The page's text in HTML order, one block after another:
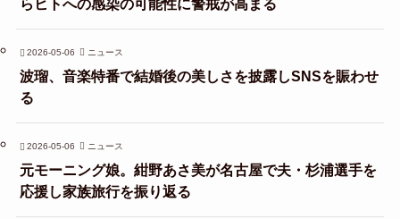
2026-05-06 ニュース
波瑠、音楽特番で結婚後の美しさを披露しSNSを賑わせ
る
2026-05-06 ニュース
元モーニング娘。紺野あさ美が名古屋で夫・杉浦選手を
応援し家族旅行を振り返る